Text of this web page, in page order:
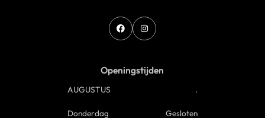
Openingstijden
AUGUSTUS .
Donderdag Gesloten